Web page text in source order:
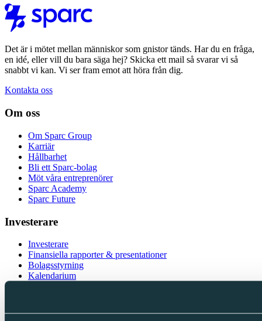
Det är i mötet mellan människor som gnistor tänds. Har du en fråga,
en idé, eller vill du bara säga hej? Skicka ett mail så svarar vi så
snabbt vi kan. Vi ser fram emot att höra från dig.
Kontakta oss
Om oss
Om Sparc Group
Karriär
Hållbarhet
Bli ett Sparc-bolag
Möt våra entreprenörer
Sparc Academy
Sparc Future
Investerare
Investerare
Finansiella rapporter & presentationer
Bolagsstyrning
Kalendarium